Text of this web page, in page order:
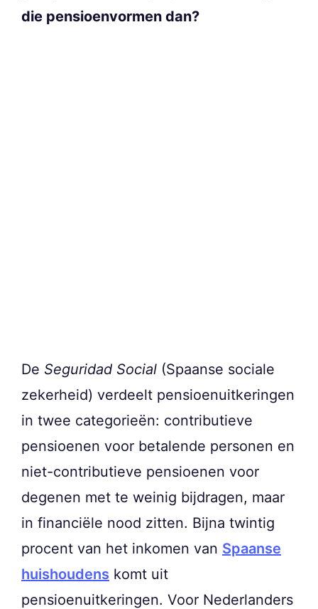
die pensioenvormen dan?
De Seguridad Social (Spaanse sociale
zekerheid) verdeelt pensioenuitkeringen
in twee categorieën: contributieve
pensioenen voor betalende personen en
niet-contributieve pensioenen voor
degenen met te weinig bijdragen, maar
in financiële nood zitten. Bijna twintig
procent van het inkomen van Spaanse
huishoudens komt uit
pensioenuitkeringen. Voor Nederlanders